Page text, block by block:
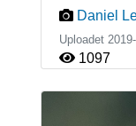
Daniel
Uploadet
1097